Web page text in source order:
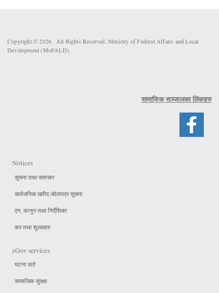
Copyright © 2026 . All Rights Reserved. Ministry of Federal Affairs and Local
Development (MoFALD).
सामाजिक सञ्जालका लिंकहरु
Notices
सूचना तथा समाचार
सार्वजनिक खरीद /बोलपत्र सूचना
एन, कानुन तथा निर्देशिका
कर तथा शुल्कहरु
eGov services
घटना दर्ता
सामाजिक सुरक्षा